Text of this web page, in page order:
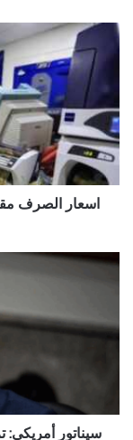
اسعار
الصرف
مقابل
العملات
الأجنبية
الخميس
15مايو/
آيار
2025
سيناتور
العملية
مكلفة
للغايةسيناتور أمريكي: